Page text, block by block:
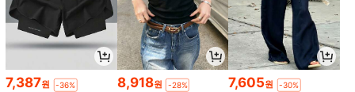
7,387원 -36% 8,918원 -28% 7,605원 -30%